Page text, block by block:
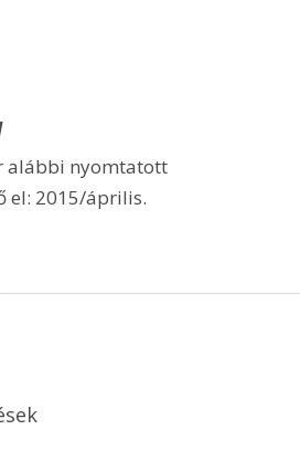
alábbi nyomtatott
el: 2015/április.